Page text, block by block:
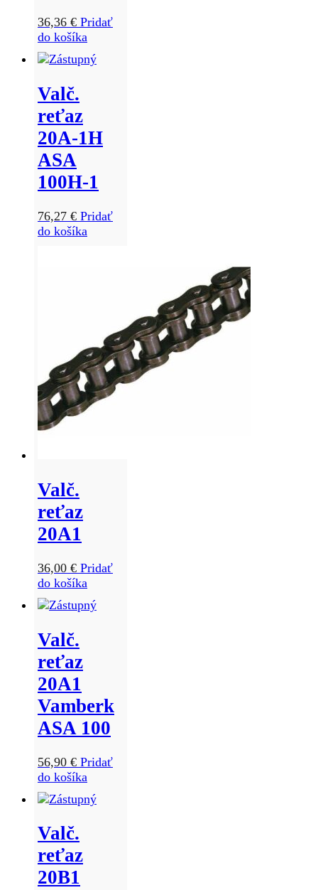
36,36 € Pridať
do košíka
Valč.
reťaz
20A-1H
ASA
100H-1
76,27 € Pridať
do košíka
Valč.
reťaz
20A1
36,00 € Pridať
do košíka
Valč.
reťaz
20A1
Vamberk
ASA 100
56,90 € Pridať
do košíka
Valč.
reťaz
20B1